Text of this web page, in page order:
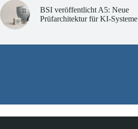
BSI veröffentlicht A5: Neue
Prüfarchitektur für KI-Systeme